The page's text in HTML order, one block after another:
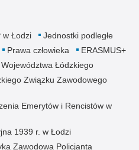
w Łodzi
Jednostki podległe
Prawa człowieka
ERASMUS+
Łódzkiego
Związku Zawodowego
Emerytów i Rencistów w
1939 r. w Łodzi
Zawodowa Policjanta